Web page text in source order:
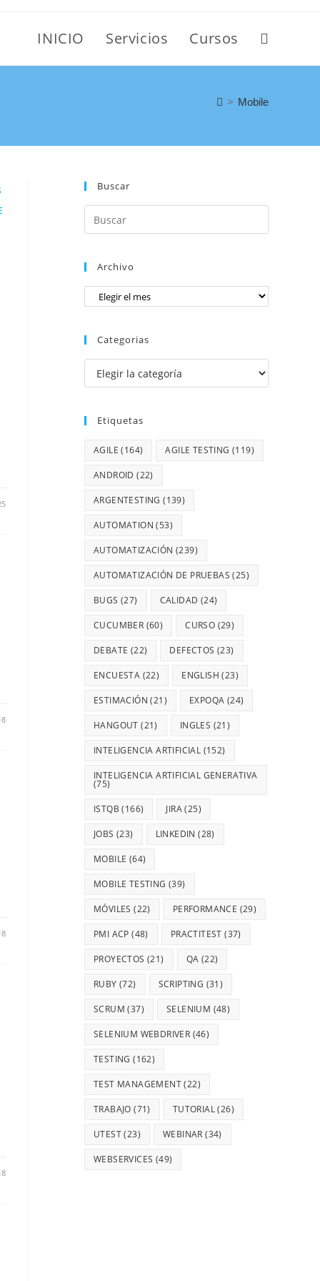
INICIO Servicios Cursos
> Mobile
Buscar
Archivo
Categorias
Etiquetas
AGILE (164) AGILE TESTING (119)
ANDROID (22)
ARGENTESTING (139)
AUTOMATION (53)
AUTOMATIZACIÓN (239)
AUTOMATIZACIÓN DE PRUEBAS (25)
BUGS (27) CALIDAD (24)
CUCUMBER (60) CURSO (29)
DEBATE (22) DEFECTOS (23)
ENCUESTA (22) ENGLISH (23)
ESTIMACIÓN (21) EXPOQA (24)
HANGOUT (21) INGLES (21)
INTELIGENCIA ARTIFICIAL (152)
INTELIGENCIA ARTIFICIAL GENERATIVA
(75)
ISTQB (166) JIRA(25)
JOBS (23) LINKEDIN (28)
MOBILE (64)
MOBILE TESTING (39)
MÓVILES (22) PERFORMANCE (29)
PMI ACP (48) PRACTITEST (37)
PROYECTOS (21) QA (22)
RUBY (72) SCRIPTING (31)
SCRUM (37) SELENIUM (48)
SELENIUM WEBDRIVER (46)
TESTING (162)
TEST MANAGEMENT(22)
TRABAJO (71) TUTORIAL(26)
UTEST(23) WEBINAR (34)
WEBSERVICES (49)